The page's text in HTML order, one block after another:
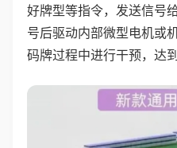
好牌型等指令，发送信号
号后驱动内部微型电机或
码牌过程中进行干预，达